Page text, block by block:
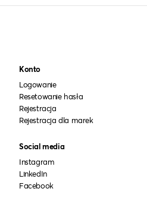
Konto
Logowanie
Resetowanie hasła
Rejestracja
Rejestracja dla marek
Social media
Instagram
LinkedIn
Facebook